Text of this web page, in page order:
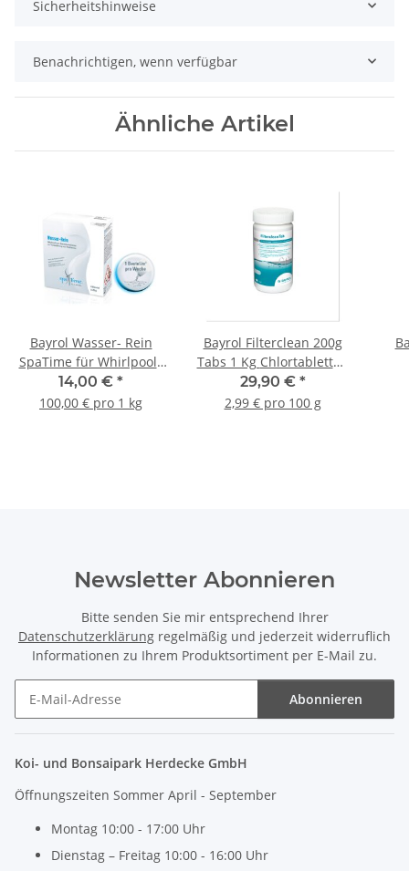
Sicherheitshinweise
Benachrichtigen, wenn verfügbar
Ähnliche Artikel
Bayrol Wasser- Rein
SpaTime für Whirlpools
0,14 kg Wasserreiniger
14,00 € *
100,00 € pro 1 kg
Bayrol Filterclean 200g
Tabs 1 Kg Chlortabletten
für Sandfilter
29,90 € *
2,99 € pro 100 g
Newsletter Abonnieren
Bitte senden Sie mir entsprechend Ihrer
Datenschutzerklärung regelmäßig und jederzeit widerruflich
Informationen zu Ihrem Produktsortiment per E-Mail zu.
Abonnieren
Koi- und Bonsaipark Herdecke GmbH
Öffnungszeiten Sommer April - September
Montag 10:00 - 17:00 Uhr
Dienstag – Freitag 10:00 - 16:00 Uhr